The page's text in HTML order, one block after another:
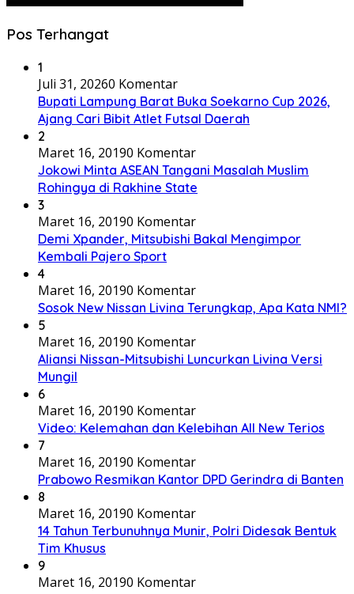
Pos Terhangat
1
Juli 31, 20260 Komentar
Bupati Lampung Barat Buka Soekarno Cup 2026,
Ajang Cari Bibit Atlet Futsal Daerah
2
Maret 16, 20190 Komentar
Jokowi Minta ASEAN Tangani Masalah Muslim
Rohingya di Rakhine State
3
Maret 16, 20190 Komentar
Demi Xpander, Mitsubishi Bakal Mengimpor
Kembali Pajero Sport
4
Maret 16, 20190 Komentar
Sosok New Nissan Livina Terungkap, Apa Kata NMI?
5
Maret 16, 20190 Komentar
Aliansi Nissan-Mitsubishi Luncurkan Livina Versi
Mungil
6
Maret 16, 20190 Komentar
Video: Kelemahan dan Kelebihan All New Terios
7
Maret 16, 20190 Komentar
Prabowo Resmikan Kantor DPD Gerindra di Banten
8
Maret 16, 20190 Komentar
14 Tahun Terbunuhnya Munir, Polri Didesak Bentuk
Tim Khusus
9
Maret 16, 20190 Komentar